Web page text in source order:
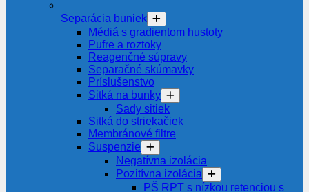
Separácia buniek
Médiá s gradientom hustoty
Pufre a roztoky
Reagenčné súpravy
Separačné skúmavky
Príslušenstvo
Sitká na bunky
Sady sitiek
Sitká do striekačiek
Membránové filtre
Suspenzie
Negatívna izolácia
Pozitívna izolácia
PŠ RPT s nízkou retenciou s